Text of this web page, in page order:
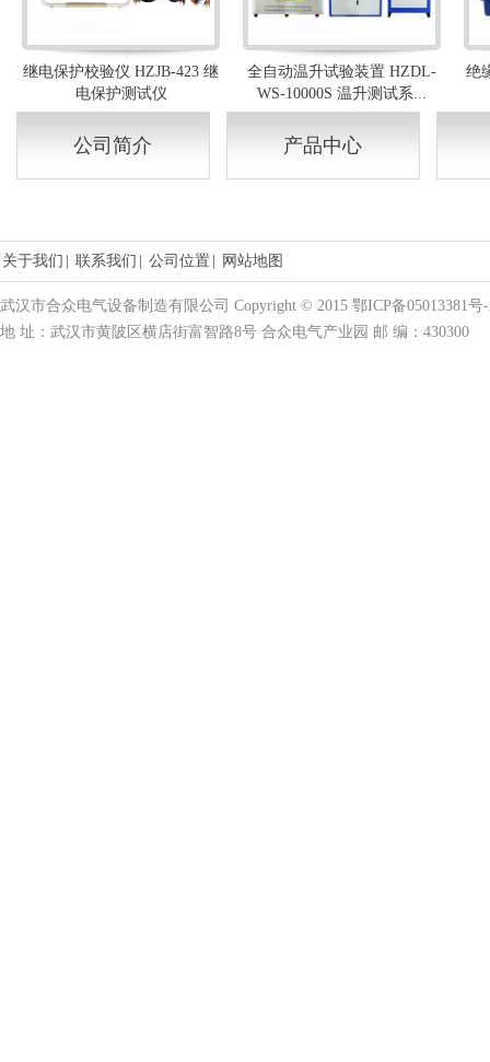
继电保护校验仪 HZJB-423 继
电保护测试仪
全自动温升试验装置 HZDL-
WS-10000S 温升测试系...
绝
公司简介 产品中心
关于我们 联系我们 公司位置 网站地图
武汉市合众电气设备制造有限公司 Copyright © 2015 鄂ICP备05013381号
地 址：武汉市黄陂区横店街富智路8号 合众电气产业园 邮 编：430300